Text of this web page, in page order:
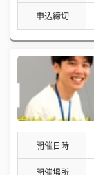
申込締切
開催日時
開催場所